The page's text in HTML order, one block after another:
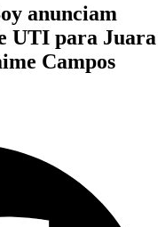
anunciam
UTI para Juara
Campos